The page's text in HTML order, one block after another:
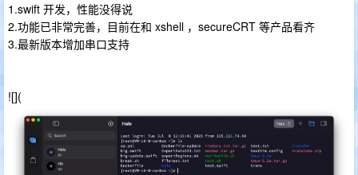
1.swift 开发，性能没得说
2.功能已非常完善，目前在和 xshell ，secureCRT 等产品看齐
3.最新版本增加串口支持
![](